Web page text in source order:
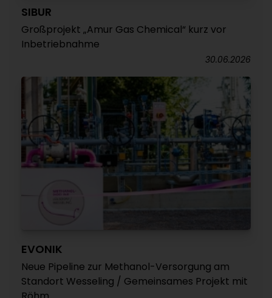
SIBUR
Großprojekt „Amur Gas Chemical“ kurz vor
Inbetriebnahme
30.06.2026
EVONIK
Neue Pipeline zur Methanol-Versorgung am
Standort Wesseling / Gemeinsames Projekt mit